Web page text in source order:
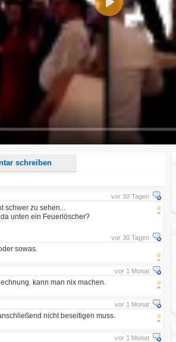
Play
schreiben
aus Deinem Kommentar entfernt.
Antworten erscheinen.
weitere Kommentare erscheinen.
vor 30 Tagen
schwer zu sehen...
unten ein Feuerlöscher?
vor 30 Tagen
sowas.
vor 1 Monat
kann man nix machen.
vor 1 Monat
nicht beseitigen muss.
vor 1 Monat